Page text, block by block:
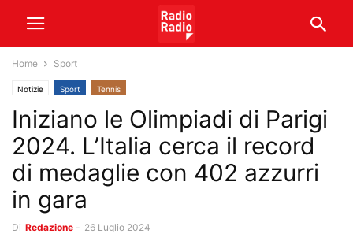
Home Sport
Notizie Sport Tennis
Iniziano le Olimpiadi di Parigi
2024. L’Italia cerca il record
di medaglie con 402 azzurri
in gara
Di Redazione - 26 Luglio 2024